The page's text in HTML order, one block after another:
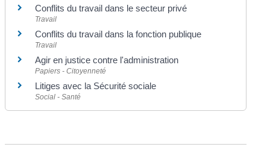
Conflits du travail dans le secteur privé
Travail
Conflits du travail dans la fonction publique
Travail
Agir en justice contre l'administration
Papiers - Citoyenneté
Litiges avec la Sécurité sociale
Social - Santé